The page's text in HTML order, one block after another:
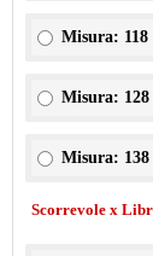
Misura: 118
Misura: 128
Misura: 138
Scorrevole x